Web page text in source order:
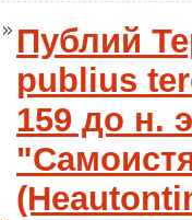
Публий
publius
159 до н.